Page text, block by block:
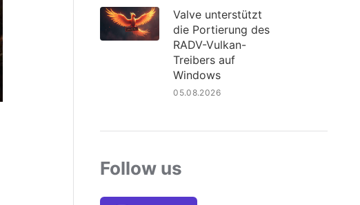
Valve unterstützt
die Portierung des
RADV-Vulkan-
Treibers auf
Windows
05.08.2026
Follow us